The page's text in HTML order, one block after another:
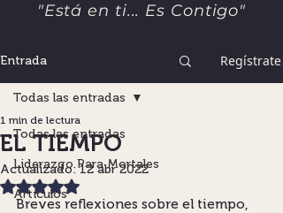
"Está en ti... Es Contigo"
Entrada Regístrate
Todas las entradas
Liderazgo Para Mortales
Artículos
Todas las entradas
EL TIEMPO
1 min de lectura
Actualizado:12 abr 2022
Obtuvo NaN de 5 estrellas.
Breves reflexiones sobre el tiempo,